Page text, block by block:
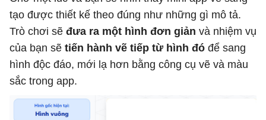
Tên tác phẩm
Hình gốc được giao
Điểm sáng tạo (1–10)
Điểm tưởng tượng (1–10)
Điểm hoàn thiện (1–10)
Tổng điểm
Huy hiệu ngẫu nhiên:
tạo được thiết kế theo đúng như những gì mô tả.
Trò chơi sẽ đưa ra một hình đơn giản và nhiệm vụ
của bạn sẽ tiến hành vẽ tiếp từ hình đó để sang
hình độc đáo, mới lạ hơn bằng công cụ vẽ và màu
sắc trong app.